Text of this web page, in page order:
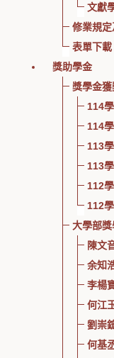
文獻
修業規
表單下載
獎助學金
獎學金
114
114
113
113
112
112
大學部獎
陳文
余知
李楊
何江
劉崇
何基